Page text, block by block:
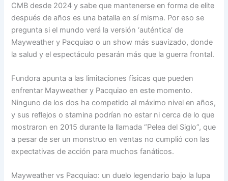
CMB desde 2024 y sabe que mantenerse en forma de elite
después de años es una batalla en sí misma. Por eso se
pregunta si el mundo verá la versión ‘auténtica’ de
Mayweather y Pacquiao o un show más suavizado, donde
la salud y el espectáculo pesarán más que la guerra frontal.
Fundora apunta a las limitaciones físicas que pueden
enfrentar Mayweather y Pacquiao en este momento.
Ninguno de los dos ha competido al máximo nivel en años,
y sus reflejos o stamina podrían no estar ni cerca de lo que
mostraron en 2015 durante la llamada “Pelea del Siglo”, que
a pesar de ser un monstruo en ventas no cumplió con las
expectativas de acción para muchos fanáticos.
Mayweather vs Pacquiao: un duelo legendario bajo la lupa